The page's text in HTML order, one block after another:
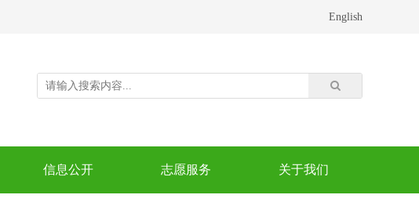
English
信息公开 志愿服务 关于我们